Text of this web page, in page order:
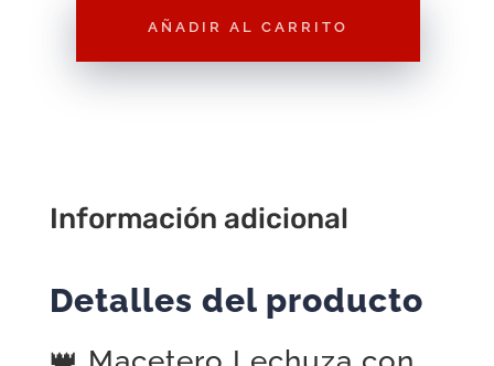
(P88)
Original
AÑADIR AL CARRITO
Información adicional
Detalles del producto